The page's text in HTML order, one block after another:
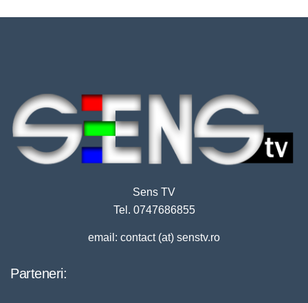
Sens TV
Tel. 0747686855
email: contact (at) senstv.ro
Parteneri: